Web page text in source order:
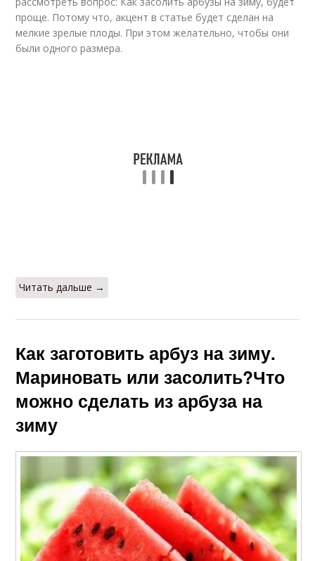
Арбузы с медом Арбуз в банках
Арбуз в домашних
условиях
Ингредиенты для
квашеные арбузы
Вкусные арбузы Арбузы к закрыванию
проще. Потому что, акцент в статье будет сделан на
мелкие зрелые плоды. При этом желательно, чтобы они
были одного размера.
Читать дальше →
Как заготовить арбуз на зиму.
Мариновать или засолить?Что
можно сделать из арбуза на
зиму